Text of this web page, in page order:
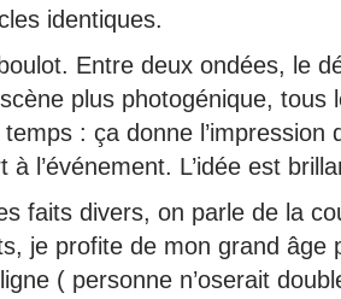
identiques.
Entre deux ondées, le
plus photogénique, tous
: ça donne l’impression
à l’événement. L’idée est
faits divers, on parle de la
je profite de mon grand âge
( personne n’oserait